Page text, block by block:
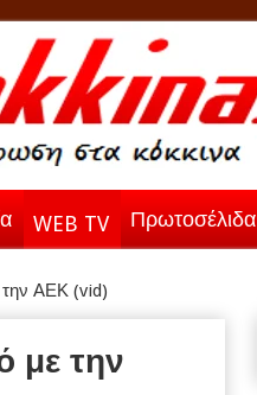
WEB TV Πρωτοσέλιδα
την ΑΕΚ (vid)
με την